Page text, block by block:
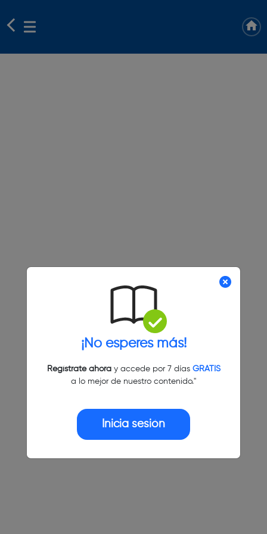
¡No esperes más!
Regístrate ahoray accede por 7 días GRATIS
a lo mejor de nuestro contenido."
Inicia sesión